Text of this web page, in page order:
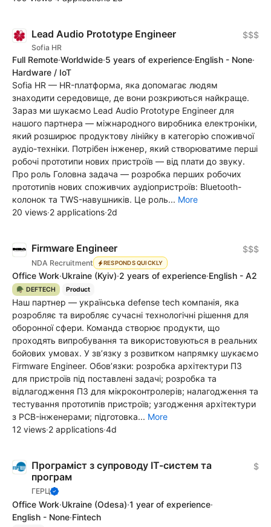
Lead Audio Prototype Engineer
Sofia HR
$$$
Full Remote·Worldwide·5 years of experience·English - None·
Hardware / IoT
Sofia HR — HR-платформа, яка допомагає людям
знаходити середовище, де вони розкриються найкраще.
Зараз ми шукаємо Lead Audio Prototype Engineer для
нашого партнера — міжнародного виробника електроніки,
який розширює продуктову лінійку в категорію споживчої
аудіо-техніки. Потрібен інженер, який створюватиме перші
робочі прототипи нових пристроїв — від плати до звуку.
Про роль Головна задача — розробка перших робочих
прототипів нових споживчих аудіопристроїв: Bluetooth-
колонок та TWS-навушників. Це роль... More
20 views·2 applications·2d
Firmware Engineer
NDA Recruitment RESPONDS QUICKLY
$$$
Office Work·Ukraine (Kyiv)·2 years of experience·English - A2
🪖 DEFTECH Product
Наш партнер — українська defense tech компанія, яка
розробляє та виробляє сучасні технологічні рішення для
оборонної сфери. Команда створює продукти, що
проходять випробування та використовуються в реальних
бойових умовах. У зв’язку з розвитком напрямку шукаємо
Firmware Engineer. Обовʼязки: розробка архітектури ПЗ
для пристроїв під поставлені задачі; розробка та
відлагодження ПЗ для мікроконтролерів; налагодження та
тестування прототипів пристроїв; узгодження архітектури
з PCB-інженерами; підготовка... More
12 views·2 applications·4d
Програміст з супроводу ІТ-систем та
програм
ГЕРЦ
$
Office Work·Ukraine (Odesa)·1 year of experience·
English - None·Fintech